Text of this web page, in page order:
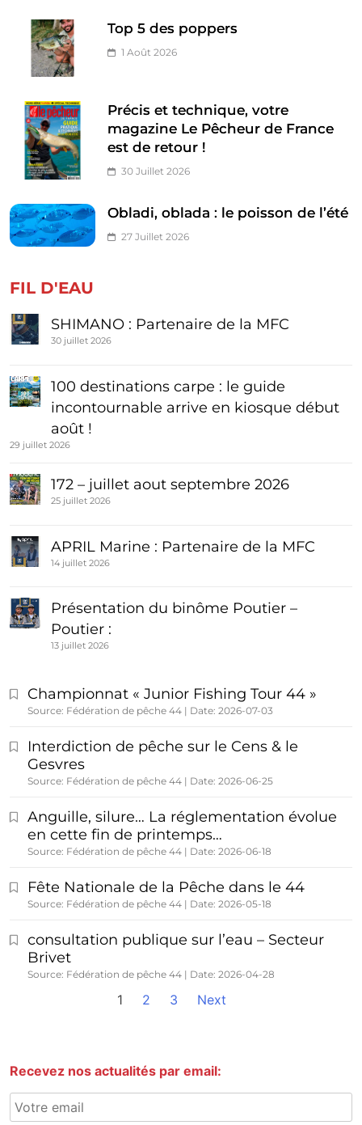
Top 5 des poppers
1 Août 2026
Précis et technique, votre
magazine Le Pêcheur de France
est de retour !
30 Juillet 2026
Obladi, oblada : le poisson de l’été
27 Juillet 2026
FIL D'EAU
SHIMANO : Partenaire de la MFC
30 juillet 2026
100 destinations carpe : le guide
incontournable arrive en kiosque début
août !
29 juillet 2026
172 – juillet aout septembre 2026
25 juillet 2026
APRIL Marine : Partenaire de la MFC
14 juillet 2026
Présentation du binôme Poutier –
Poutier :
13 juillet 2026
Championnat « Junior Fishing Tour 44 »
Source: Fédération de pêche 44 Date: 2026-07-03
Interdiction de pêche sur le Cens & le
Gesvres
Source: Fédération de pêche 44 Date: 2026-06-25
Anguille, silure… La réglementation évolue
en cette fin de printemps…
Source: Fédération de pêche 44 Date: 2026-06-18
Fête Nationale de la Pêche dans le 44
Source: Fédération de pêche 44 Date: 2026-05-18
consultation publique sur l’eau – Secteur
Brivet
Source: Fédération de pêche 44 Date: 2026-04-28
1 2 3 Next
Recevez nos actualités par email: